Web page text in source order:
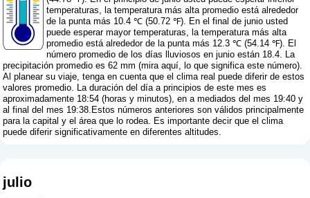
temperaturas, la temperatura más alta promedio está alrededor
de la punta más 10.4 ℃ (50.72 ℉). En el final de junio usted
puede esperar mayor temperaturas, la temperatura más alta
promedio está alrededor de la punta más 12.3 ℃ (54.14 ℉). El
número promedio de los días lluviosos en junio están 18.4. La
precipitación promedio es 62 mm (mira aquí, lo que significa este número).
Al planear su viaje, tenga en cuenta que el clima real puede diferir de estos
valores promedio. La duración del día a principios de este mes es
aproximadamente 18:54 (horas y minutos), en a mediados del mes 19:40 y
al final del mes 19:38.Estos números anteriores son válidos principalmente
para la capital y el área que lo rodea. Es importante decir que el clima
puede diferir significativamente en diferentes altitudes.
julio